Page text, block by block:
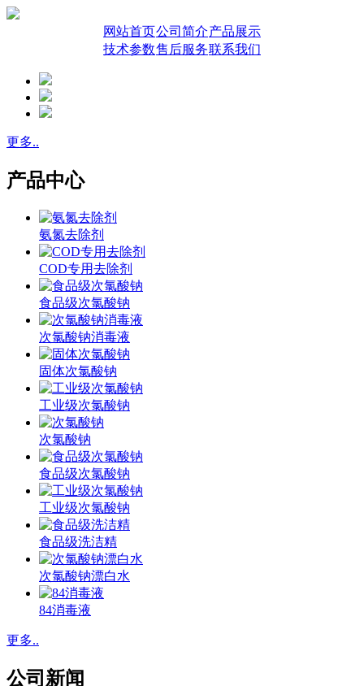
网站首页公司简介产品展示
技术参数售后服务联系我们
更多..
产品中心
氨氮去除剂
COD专用去除剂
食品级次氯酸钠
次氯酸钠消毒液
固体次氯酸钠
工业级次氯酸钠
次氯酸钠
食品级次氯酸钠
工业级次氯酸钠
食品级洗洁精
次氯酸钠漂白水
84消毒液
更多..
公司新闻